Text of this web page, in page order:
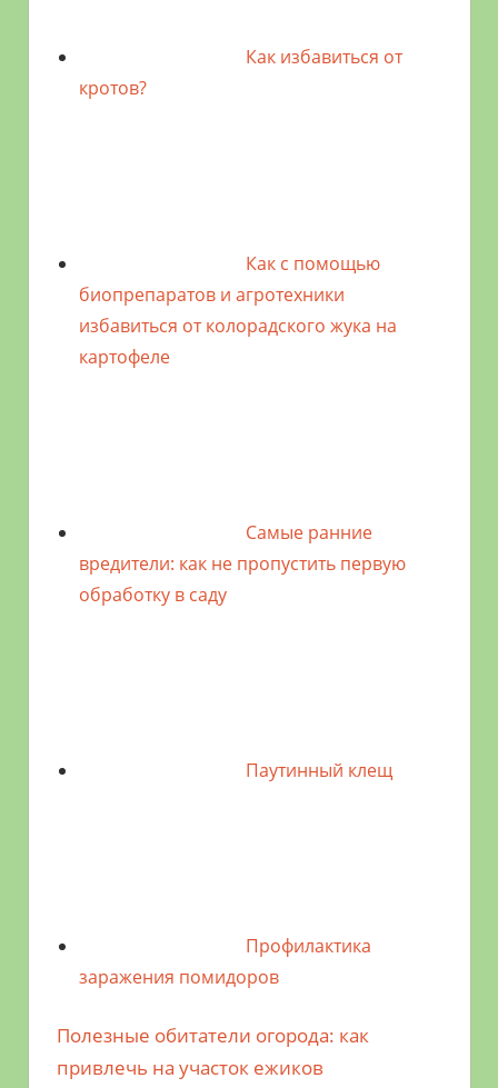
Как избавиться от
кротов?
Как с помощью
биопрепаратов и агротехники
избавиться от колорадского жука на
картофеле
Самые ранние
вредители: как не пропустить первую
обработку в саду
Паутинный клещ
Профилактика
заражения помидоров
Навигация
Предыдущая
запись;
Полезные обитатели огорода: как
привлечь на участок ежиков